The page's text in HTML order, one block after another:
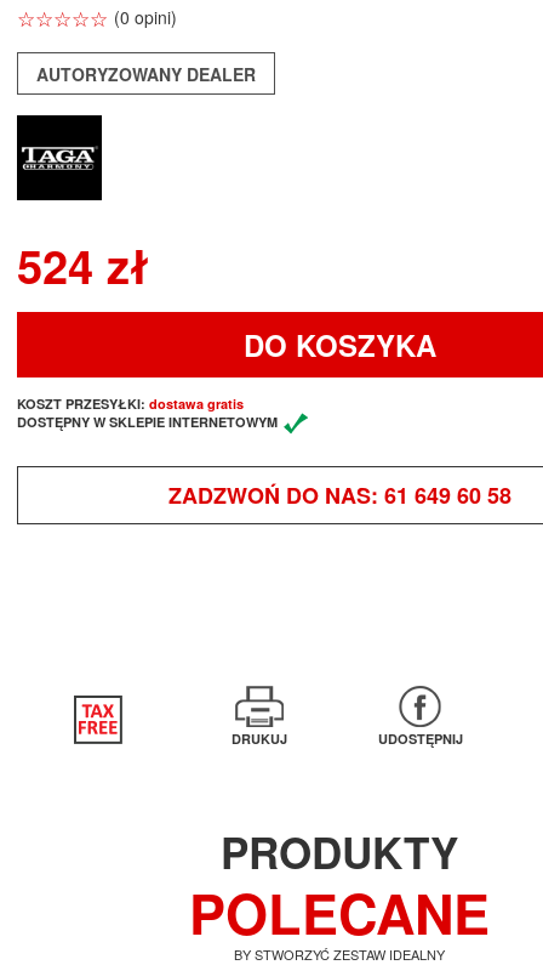
☆☆☆☆☆
★★★★★ (0 opini)
AUTORYZOWANY DEALER
524 zł
DO KOSZYKA
KOSZT PRZESYŁKI: dostawa gratis
DOSTĘPNY W SKLEPIE INTERNETOWYM
ZADZWOŃ DO NAS: 61 649 60 58
DRUKUJ UDOSTĘPNIJ
PRODUKTY
POLECANE
BY STWORZYĆ ZESTAW IDEALNY